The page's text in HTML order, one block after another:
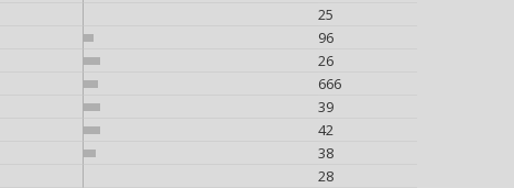
25
96
26
666
39
42
38
28